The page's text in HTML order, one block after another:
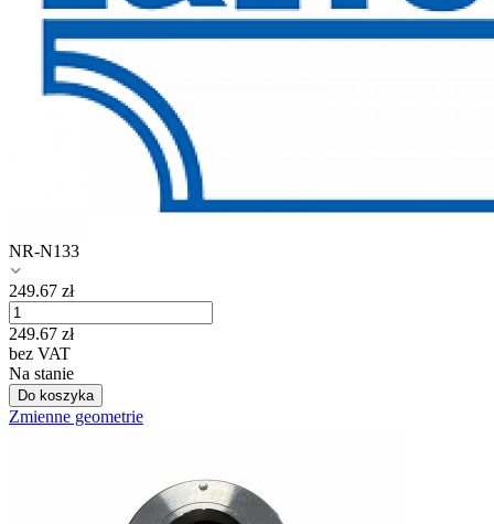
NR-N133
249.67 zł
249.67 zł
bez VAT
Na stanie
Do koszyka
Zmienne geometrie